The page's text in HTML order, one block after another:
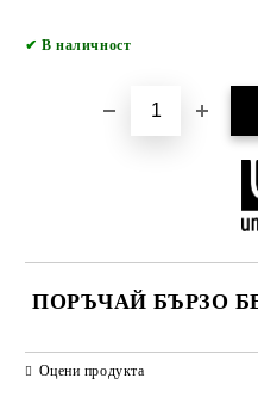
✔ В наличност
ПОРЪЧАЙ БЪРЗО
Оцени продукта